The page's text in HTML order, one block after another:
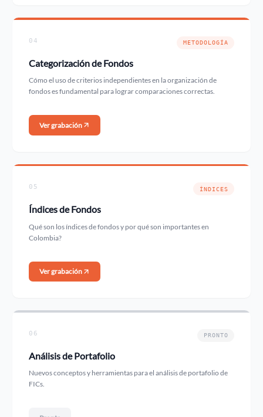
04 METODOLOGÍA
Categorización de Fondos
Cómo el uso de criterios independientes en la organización de
fondos es fundamental para lograr comparaciones correctas.
Ver grabación
05 ÍNDICES
Índices de Fondos
Qué son los índices de fondos y por qué son importantes en
Colombia?
Ver grabación
06 PRONTO
Análisis de Portafolio
Nuevos conceptos y herramientas para el análisis de portafolio de
FICs.